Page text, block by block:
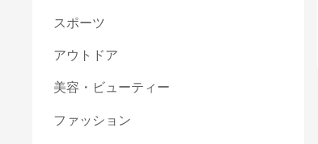
スポーツ
アウトドア
美容・ビューティー
ファッション